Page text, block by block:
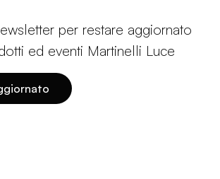
per restare aggiornato
ed eventi Martinelli Luce